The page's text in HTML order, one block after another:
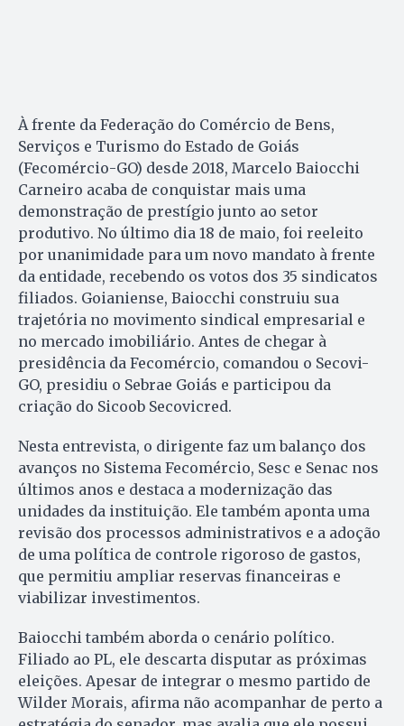
À frente da Federação do Comércio de Bens,
Serviços e Turismo do Estado de Goiás
(Fecomércio-GO) desde 2018, Marcelo Baiocchi
Carneiro acaba de conquistar mais uma
demonstração de prestígio junto ao setor
produtivo. No último dia 18 de maio, foi reeleito
por unanimidade para um novo mandato à frente
da entidade, recebendo os votos dos 35 sindicatos
filiados. Goianiense, Baiocchi construiu sua
trajetória no movimento sindical empresarial e
no mercado imobiliário. Antes de chegar à
presidência da Fecomércio, comandou o Secovi-
GO, presidiu o Sebrae Goiás e participou da
criação do Sicoob Secovicred.
Nesta entrevista, o dirigente faz um balanço dos
avanços no Sistema Fecomércio, Sesc e Senac nos
últimos anos e destaca a modernização das
unidades da instituição. Ele também aponta uma
revisão dos processos administrativos e a adoção
de uma política de controle rigoroso de gastos,
que permitiu ampliar reservas financeiras e
viabilizar investimentos.
Baiocchi também aborda o cenário político.
Filiado ao PL, ele descarta disputar as próximas
eleições. Apesar de integrar o mesmo partido de
Wilder Morais, afirma não acompanhar de perto a